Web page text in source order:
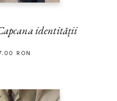
identității
RON